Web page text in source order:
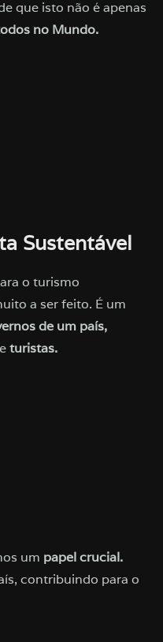
que isto não é apenas
no Mundo.
Sustentável
o turismo
a ser feito. É um
de um país,
eturistas.
um papel crucial.
contribuindo para o